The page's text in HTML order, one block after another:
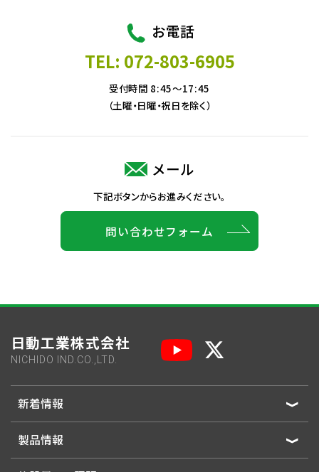
お電話
TEL: 072-803-6905
受付時間 8:45～17:45
（土曜・日曜・祝日を除く）
メール
下記ボタンからお進みください。
問い合わせフォーム
日動工業株式会社
NICHIDO IND.CO.,LTD.
新着情報
製品情報